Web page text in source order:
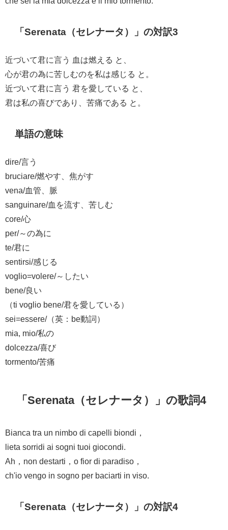
「Serenata（セレナータ）」の対訳3
近づいて君に言う 血は燃える と、
心が君の為に苦しむのを私は感じる と。
近づいて君に言う 君を愛している と、
君は私の喜びであり、苦痛である と。
単語の意味
dire/言う
bruciare/燃やす、焦がす
vena/血管、脈
sanguinare/血を流す、苦しむ
core/心
per/～の為に
te/君に
sentirsi/感じる
voglio=volere/～したい
bene/良い
（ti voglio bene/君を愛している）
sei=essere/（英：be動詞）
mia, mio/私の
dolcezza/喜び
tormento/苦痛
「Serenata（セレナータ）」の歌詞4
Bianca tra un nimbo di capelli biondi，
lieta sorridi ai sogni tuoi giocondi.
Ah，non destarti，o fior di paradiso，
ch'io vengo in sogno per baciarti in viso.
「Serenata（セレナータ）」の対訳4